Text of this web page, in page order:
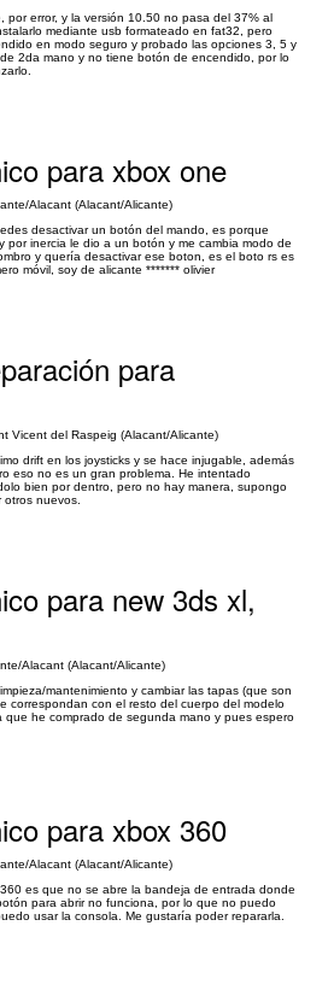
por error, y la versión 10.50 no pasa del 37% al
mediante usb formateado en fat32, pero
en modo seguro y probado las opciones 3, 5 y
2da mano y no tiene botón de encendido, por lo
para xbox one
Alacant (Alacant/Alicante)
desactivar un botón del mando, es porque
por inercia le dio a un botón y me cambia modo de
y quería desactivar ese boton, es el boto rs es
móvil, soy de alicante ******* olivier
para
Vicent del Raspeig (Alacant/Alicante)
drift en los joysticks y se hace injugable, además
eso no es un gran problema. He intentado
bien por dentro, pero no hay manera, supongo
nuevos.
para new 3ds xl,
Alacant (Alacant/Alicante)
mantenimiento y cambiar las tapas (que son
correspondan con el resto del cuerpo del modelo
que he comprado de segunda mano y pues espero
para xbox 360
Alacant (Alacant/Alicante)
es que no se abre la bandeja de entrada donde
para abrir no funciona, por lo que no puedo
usar la consola. Me gustaría poder repararla.